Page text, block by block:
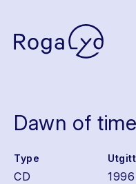
Dawn of time
Type
CD
Utgitt
1996